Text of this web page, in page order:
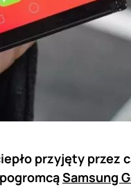
przyjęty przez
Samsung